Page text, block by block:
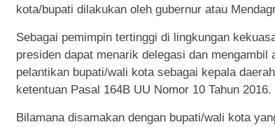
kota/bupati dilakukan oleh gubernur atau
Sebagai pemimpin tertinggi di lingkungan
presiden dapat menarik delegasi dan mengambil
pelantikan bupati/wali kota sebagai kepala
ketentuan Pasal 164B UU Nomor 10 Tahun 2016.
Bilamana disamakan dengan bupati/wali kota